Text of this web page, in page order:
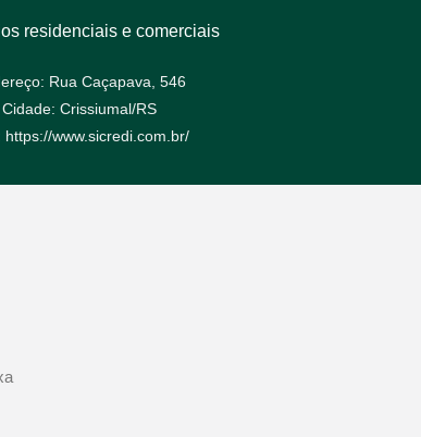
residenciais e comerciais
Rua Caçapava, 546
Cidade: Crissiumal/RS
https://www.sicredi.com.br/